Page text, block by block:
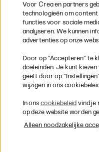
Snel en veilig
Voor Crea en partners
technologieën om
functies voor sociale
analyseren. We kunnen
advertenties op onze
Door op ”Accepteren” te
doeleinden. Je kunt
geeft door op
wijzigen in ons
In ons cookiebeleid vind je
op deze website worden
Alleen noodzakelijke